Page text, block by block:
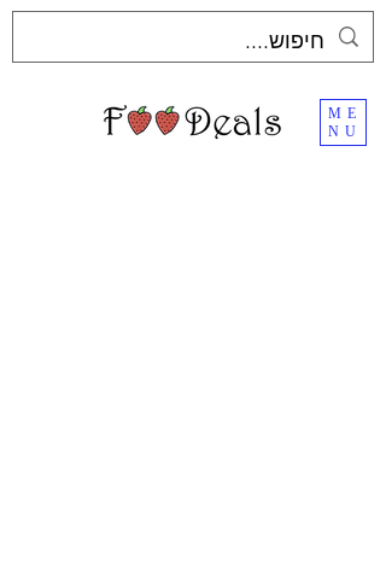
ME
NU